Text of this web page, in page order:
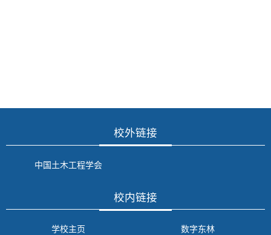
校外链接
中国土木工程学会
校内链接
学校主页
数字东林